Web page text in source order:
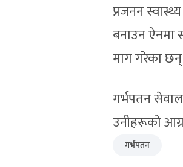
प्रजनन
बनाउन ऐनमा
माग गरेका छन्
गर्भपतन
उनीहरूको
गर्भपतन